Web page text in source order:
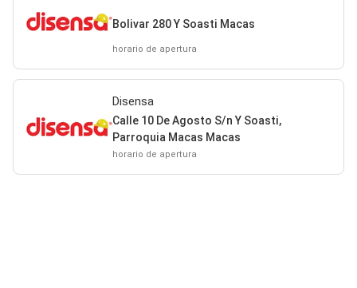
Bolivar 280 Y Soasti Macas
horario de apertura
Disensa
Calle 10 De Agosto S/n Y Soasti,
Parroquia Macas Macas
horario de apertura